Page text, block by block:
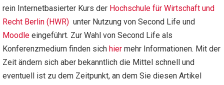
rein Internetbasierter Kurs der Hochschule für Wirtschaft und
Recht Berlin (HWR) unter Nutzung von Second Life und
Moodle eingeführt. Zur Wahl von Second Life als
Konferenzmedium finden sich hier mehr Informationen. Mit der
Zeit ändern sich aber bekanntlich die Mittel schnell und
eventuell ist zu dem Zeitpunkt, an dem Sie diesen Artikel